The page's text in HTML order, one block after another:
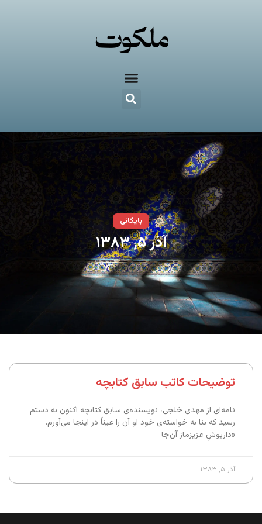
بایگانی
آذر ۵, ۱۳۸۳
توضیحات کاتب سابق کتابچه
نامه‌ای از مهدی خلجی، نویسنده‌ی سابق کتابچه اکنون به دستم
رسید که بنا به خواسته‌ی خود او آن را عیناً در اینجا می‌آورم.
«داریوشِ عزیزماز آن‌جا
آذر ۵, ۱۳۸۳